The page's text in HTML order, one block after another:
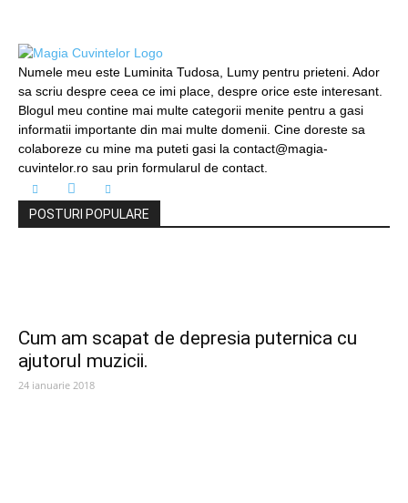
Numele meu este Luminita Tudosa, Lumy pentru prieteni. Ador
sa scriu despre ceea ce imi place, despre orice este interesant.
Blogul meu contine mai multe categorii menite pentru a gasi
informatii importante din mai multe domenii. Cine doreste sa
colaboreze cu mine ma puteti gasi la contact@magia-
cuvintelor.ro sau prin formularul de contact.
POSTURI POPULARE
Cum am scapat de depresia puternica cu
ajutorul muzicii.
24 ianuarie 2018